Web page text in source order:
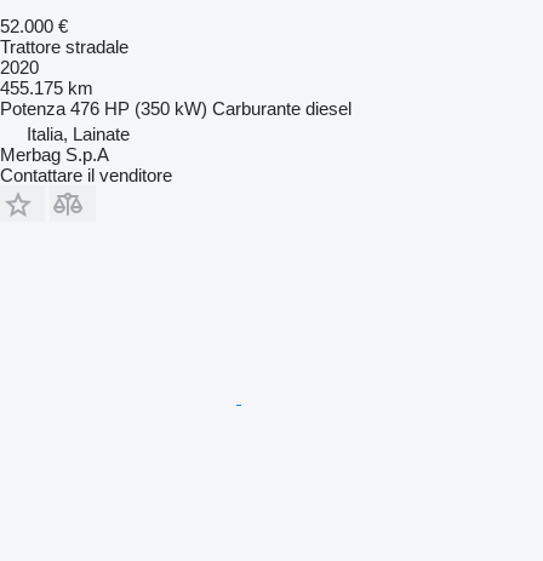
52.000 €
Trattore stradale
2020
455.175 km
Potenza 476 HP (350 kW) Carburante diesel
Italia, Lainate
Merbag S.p.A
Contattare il venditore